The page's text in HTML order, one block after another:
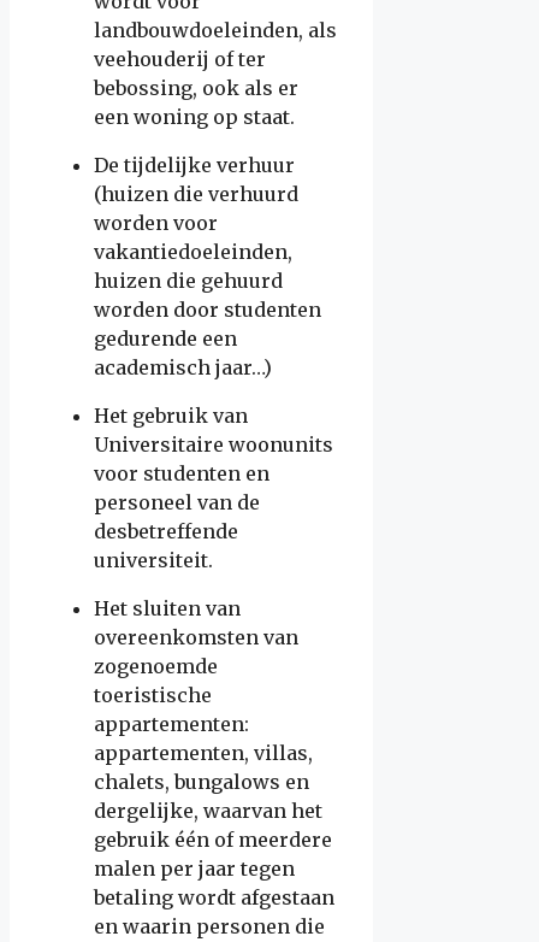
landbouwdoeleinden, als
veehouderij of ter
bebossing, ook als er
een woning op staat.
De tijdelijke verhuur
(huizen die verhuurd
worden voor
vakantiedoeleinden,
huizen die gehuurd
worden door studenten
gedurende een
academisch jaar…)
Het gebruik van
Universitaire woonunits
voor studenten en
personeel van de
desbetreffende
universiteit.
Het sluiten van
overeenkomsten van
zogenoemde
toeristische
appartementen:
appartementen, villas,
chalets, bungalows en
dergelijke, waarvan het
gebruik één of meerdere
malen per jaar tegen
betaling wordt afgestaan
en waarin personen die